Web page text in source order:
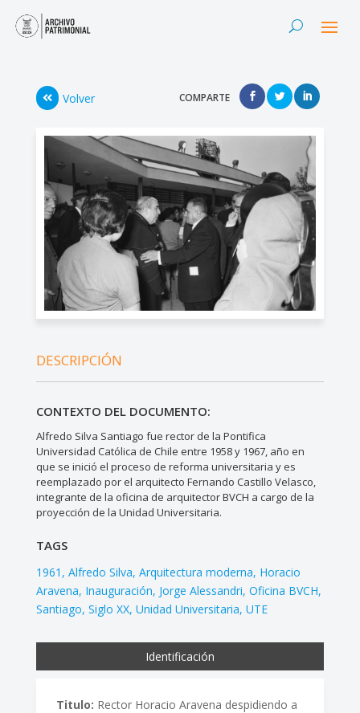
Volver COMPARTE
DESCRIPCIÓN
CONTEXTO DEL DOCUMENTO:
Alfredo Silva Santiago fue rector de la Pontifica
Universidad Católica de Chile entre 1958 y 1967, año en
que se inició el proceso de reforma universitaria y es
reemplazado por el arquitecto Fernando Castillo Velasco,
integrante de la oficina de arquitector BVCH a cargo de la
proyección de la Unidad Universitaria.
TAGS
1961 Alfredo Silva Arquitectura moderna Horacio
Aravena Inauguración Jorge Alessandri Oficina BVCH
Santiago Siglo XX Unidad Universitaria UTE
Identificación
Titulo: Rector Horacio Aravena despidiendo a